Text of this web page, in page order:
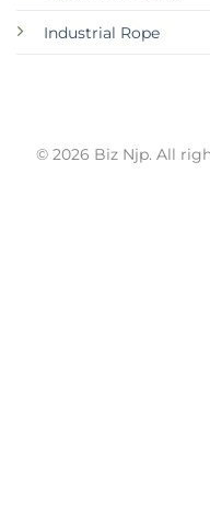
Industrial Rope
© 2026 Biz Njp. All